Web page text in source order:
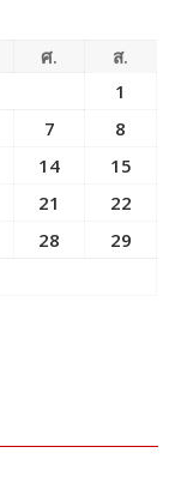
ศ.
ส.
1
7
8
14
15
21
22
28
29